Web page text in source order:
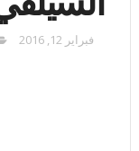
فبراير 12, 2016